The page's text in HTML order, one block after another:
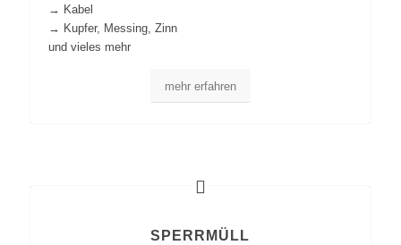
→ Kabel
→ Kupfer, Messing, Zinn
und vieles mehr
mehr erfahren
SPERRMÜLL